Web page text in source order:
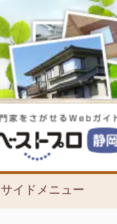
サイドメニュー